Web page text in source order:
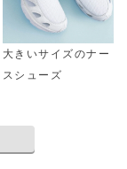
大きいサイズのナー
スシューズ